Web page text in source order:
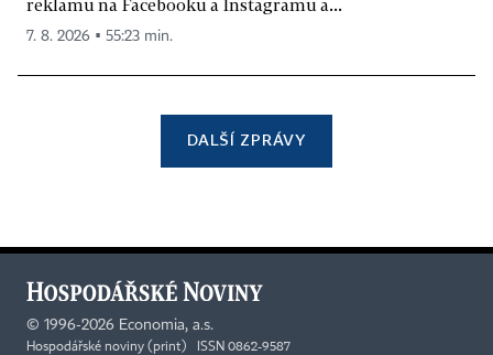
reklamu na Facebooku a Instagramu a...
7. 8. 2026 ▪ 55:23 min.
DALŠÍ ZPRÁVY
© 1996-2026 Economia, a.s.
Hospodářské noviny (print) ISSN 0862-9587